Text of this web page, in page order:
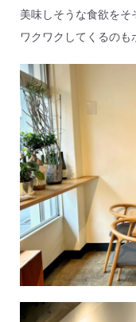
美味しそうな食欲をそ
ワクワクしてくるのも